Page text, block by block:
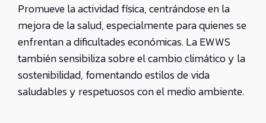
Promueve la actividad física, centrándose en la
mejora de la salud, especialmente para quienes se
enfrentan a dificultades económicas. La EWWS
también sensibiliza sobre el cambio climático y la
sostenibilidad, fomentando estilos de vida
saludables y respetuosos con el medio ambiente.